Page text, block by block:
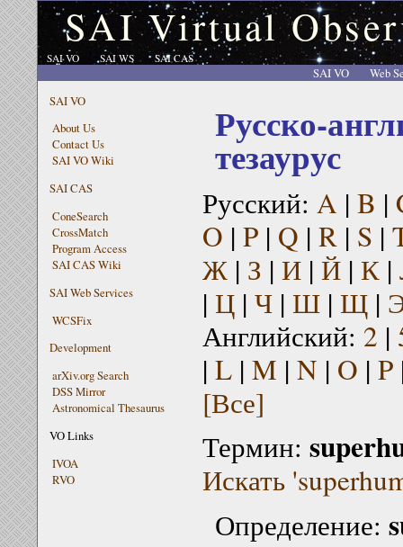
SAI Virtual
SAI VO SAI WS SAI CAS
SAI VO
Web
SAI VO
About Us
Contact Us
SAI VO Wiki
SAI CAS
ConeSearch
CrossMatch
Program Access
SAI CAS Wiki
SAI Web Services
WCSFix
Development
arXiv.org Search
DSS Mirror
Astronomical Thesaurus
VO Links
IVOA
RVO
Русско-
тезаурус
Русский: A | B |
O | P| Q | R| S |
Ж| З | И| Й| К|
| Ц| Ч| Ш| Щ|
Английский: 2 |
| L| M | N | O | P
[Все]
Термин:
Искать
Определение: